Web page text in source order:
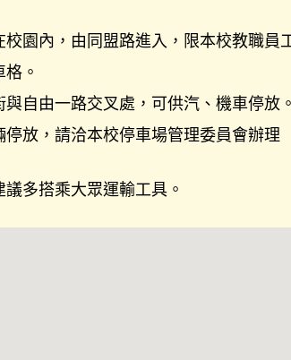
園內，由同盟路進入，限本校教職員
。
自由一路交叉處，可供汽、機車停放。
停放，請洽本校停車場管理委員會
多搭乘大眾運輸工具。